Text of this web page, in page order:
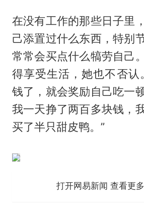
在没有工作的那些日子里
己添置过什么东西，特别
常常会买点什么犒劳自己
得享受生活，她也不否认
钱了，就会奖励自己吃一
我一天挣了两百多块钱，
买了半只甜皮鸭。”
打开网易新闻 查看更